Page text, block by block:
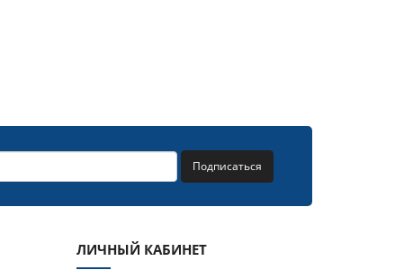
Подписаться
ЛИЧНЫЙ КАБИНЕТ